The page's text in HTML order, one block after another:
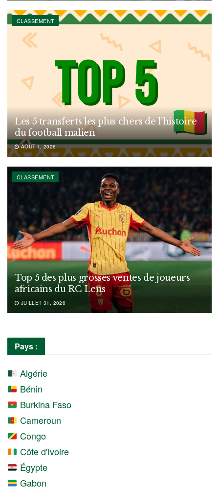
CLASSEMENT
Les 5 transferts les plus chers de l’histoire
du football malien
AOÛT 1, 2026
CLASSEMENT
Top 5 des plus grosses ventes de joueurs
africains du RC Lens
JUILLET 31, 2026
Pays :
Algérie
Bénin
Burkina Faso
Cameroun
Congo
Côte d'Ivoire
Égypte
Gabon